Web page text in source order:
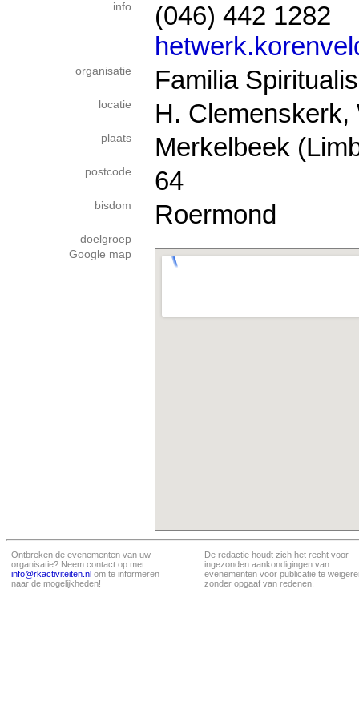
info
(046) 442 1282
organisatie Familia
locatie H. Clemenskerk,
plaats Merkelbeek
postcode 64
bisdom Roermond
doelgroep
Google map
Ontbreken de evenementen van uw
organisatie? Neem contact op met
info@rkactiviteiten.nl om te informeren
naar de mogelijkheden!
De redactie houdt zich het recht voor
ingezonden aankondigingen van
evenementen voor publicatie te
zonder opgaaf van redenen.